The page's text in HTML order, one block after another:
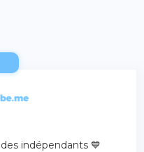
indépendants 💙